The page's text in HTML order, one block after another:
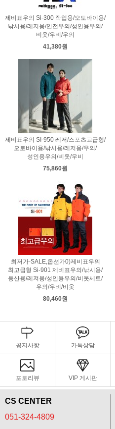
제비표우의 Si-300 작업용/오토바이용/
낚시용/레저용/안전우의/성인용우의/
비옷/우비/우의
41,380원
제비표우의 SI-950 레저/스포츠고급형/
오토바이용/낚시용/레저용/우의/
성인용우의/비옷/우비
75,860원
최저가-SALE,옵션가0)제비표우의
최고급형 Si-901 제비표우의/낚시용/
등산용/레져용/성인용우의/비옷세트/
우의/우비/비옷
80,460원
공지사항 카톡상담
포토리뷰 VIP 게시판
CS CENTER
051-324-4809